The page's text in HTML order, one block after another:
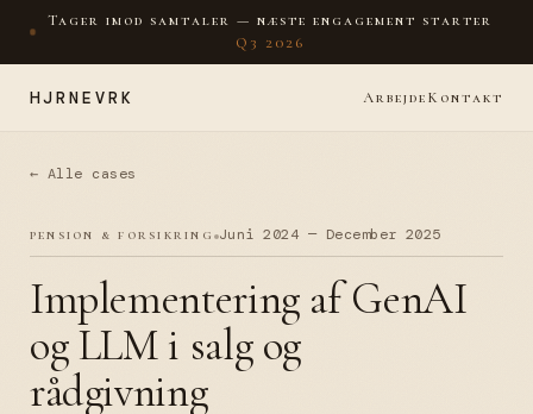
Tager imod samtaler — næste engagement starter
Q3 2026
HJRNEVRK ArbejdeKontakt
← Alle cases
pension & forsikring Juni 2024 — December 2025
Implementering af GenAI
og LLM i salg og
rådgivning